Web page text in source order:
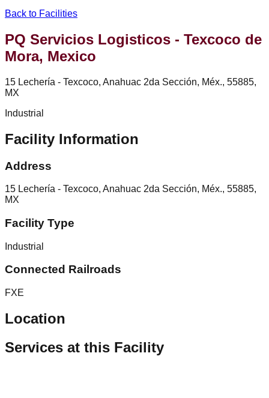
Back to Facilities
PQ Servicios Logisticos - Texcoco de
Mora, Mexico
15 Lechería - Texcoco, Anahuac 2da Sección, Méx., 55885,
MX
Industrial
Facility Information
Address
15 Lechería - Texcoco, Anahuac 2da Sección, Méx., 55885,
MX
Facility Type
Industrial
Connected Railroads
FXE
Location
Services at this Facility